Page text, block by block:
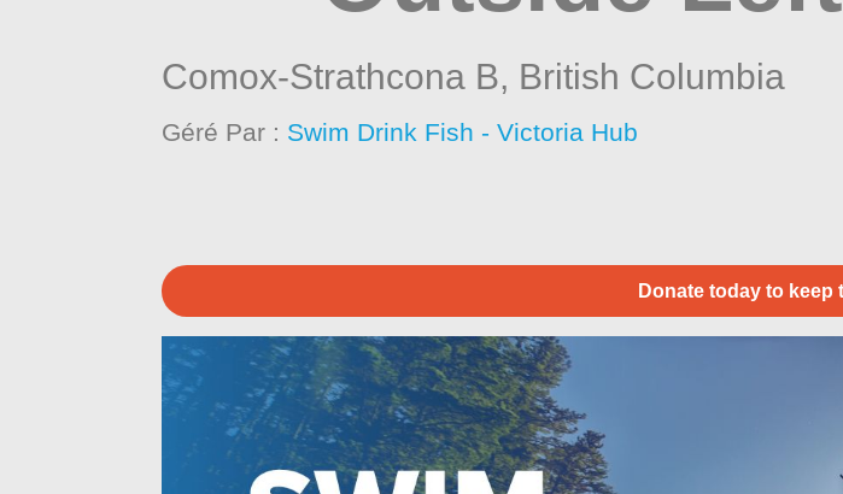
Comox-Strathcona B, British Columbia
Géré Par : Swim Drink Fish - Victoria Hub
Donate today to keep